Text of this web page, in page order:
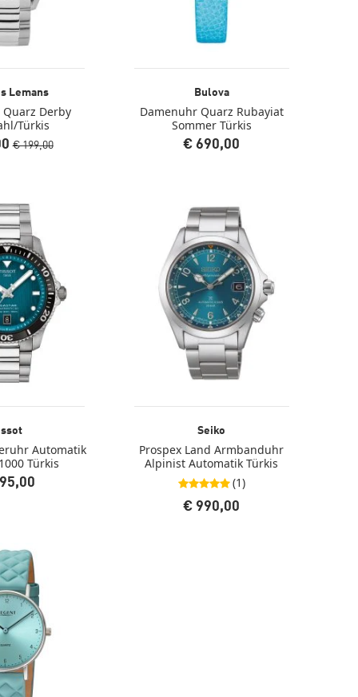
Lemans
Derby
Türkis
€ 199,00
Bulova
Damenuhr Quarz Rubayiat
Sommer Türkis
€ 690,00
Automatik
Türkis
Seiko
Prospex Land Armbanduhr
Alpinist Automatik Türkis
5,0 von 5 Sternen
(1)
€ 990,00